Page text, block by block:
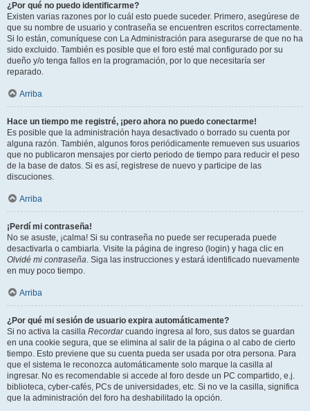
¿Por qué no puedo identificarme?
Existen varias razones por lo cuál esto puede suceder. Primero, asegúrese de
que su nombre de usuario y contraseña se encuentren escritos correctamente.
Si lo están, comuníquese con La Administración para asegurarse de que no ha
sido excluido. También es posible que el foro esté mal configurado por su
dueño y/o tenga fallos en la programación, por lo que necesitaría ser
reparado.
Arriba
Hace un tiempo me registré, ¡pero ahora no puedo conectarme!
Es posible que la administración haya desactivado o borrado su cuenta por
alguna razón. También, algunos foros periódicamente remueven sus usuarios
que no publicaron mensajes por cierto periodo de tiempo para reducir el peso
de la base de datos. Si es así, registrese de nuevo y participe de las
discuciones.
Arriba
¡Perdí mi contraseña!
No se asuste, ¡calma! Si su contraseña no puede ser recuperada puede
desactivarla o cambiarla. Visite la página de ingreso (login) y haga clic en
Olvidé mi contraseña. Siga las instrucciones y estará identificado nuevamente
en muy poco tiempo.
Arriba
¿Por qué mi sesión de usuario expira automáticamente?
Si no activa la casilla Recordarcuando ingresa al foro, sus datos se guardan
en una cookie segura, que se elimina al salir de la página o al cabo de cierto
tiempo. Esto previene que su cuenta pueda ser usada por otra persona. Para
que el sistema le reconozca automáticamente solo marque la casilla al
ingresar. No es recomendable si accede al foro desde un PC compartido, e.j.
biblioteca, cyber-cafés, PCs de universidades, etc. Si no ve la casilla, significa
que la administración del foro ha deshabilitado la opción.